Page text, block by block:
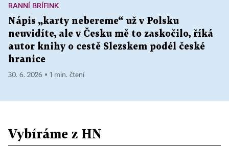
RANNÍ BRÍFINK
Nápis „karty nebereme“ už v Polsku
neuvidíte, ale v Česku mě to zaskočilo, říká
autor knihy o cestě Slezskem podél české
hranice
30. 6. 2026 ▪ 1 min. čtení
Vybíráme z HN